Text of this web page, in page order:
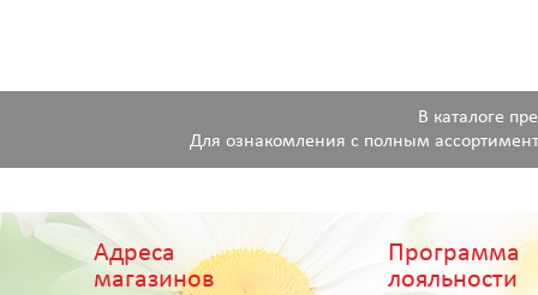
В каталоге
Для ознакомления с полным
Адреса
магазинов
Программа
лояльности